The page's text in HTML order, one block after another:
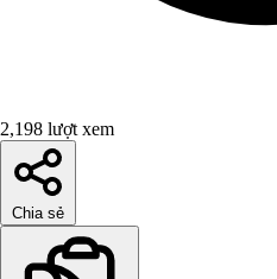
2,198 lượt xem
Chia sẻ